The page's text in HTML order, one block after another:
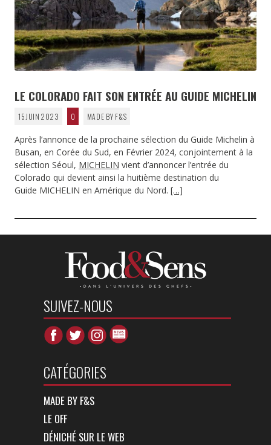
LE COLORADO FAIT SON ENTRÉE AU GUIDE MICHELIN
15 JUIN 2023 0 MADE BY F&S
Après l’annonce de la prochaine sélection du Guide Michelin à
Busan, en Corée du Sud, en Février 2024, conjointement à la
sélection Séoul, MICHELIN vient d’annoncer l’entrée du
Colorado qui devient ainsi la huitième destination du
Guide MICHELIN en Amérique du Nord. […]
SUIVEZ-NOUS
CATÉGORIES
MADE BY F&S
LE OFF
DÉNICHÉ SUR LE WEB